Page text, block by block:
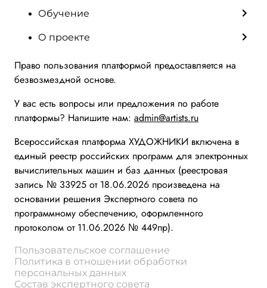
Обучение
О проекте
Право пользования платформой предоставляется на
безвозмездной основе.
У вас есть вопросы или предложения по работе
платформы? Напишите нам: admin@artists.ru
Всероссийская платформа ХУДОЖНИКИ включена в
единый реестр российских программ для электронных
вычислительных машин и баз данных (реестровая
запись № 33925 от 18.06.2026 произведена на
основании решения Экспертного совета по
программному обеспечению, оформленного
протоколом от 11.06.2026 № 449пр).
Пользовательское соглашение
Политика в отношении обработки
персональных данных
Состав экспертного совета